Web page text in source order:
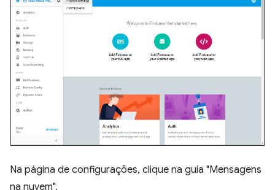
Na página de configurações, clique na guia "Mensagens
na nuvem".